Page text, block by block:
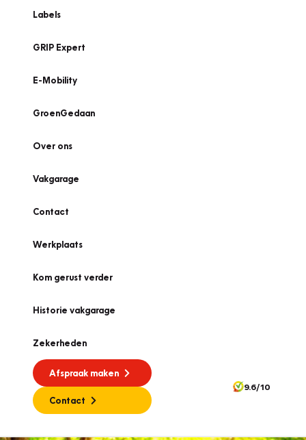
Labels
GRIP Expert
E-Mobility
GroenGedaan
Over ons
Vakgarage
Contact
Werkplaats
Kom gerust verder
Historie vakgarage
Zekerheden
Afspraak maken
Contact
9.6/10